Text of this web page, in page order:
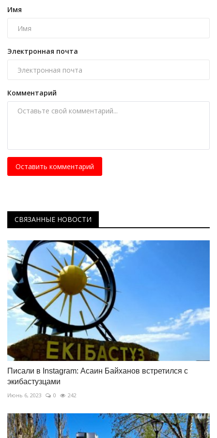
Имя
Электронная почта
Комментарий
Оставить комментарий
СВЯЗАННЫЕ НОВОСТИ
Писали в Instagram: Асаин Байханов встретился с
экибастузцами
Июнь 6, 2023 0 242